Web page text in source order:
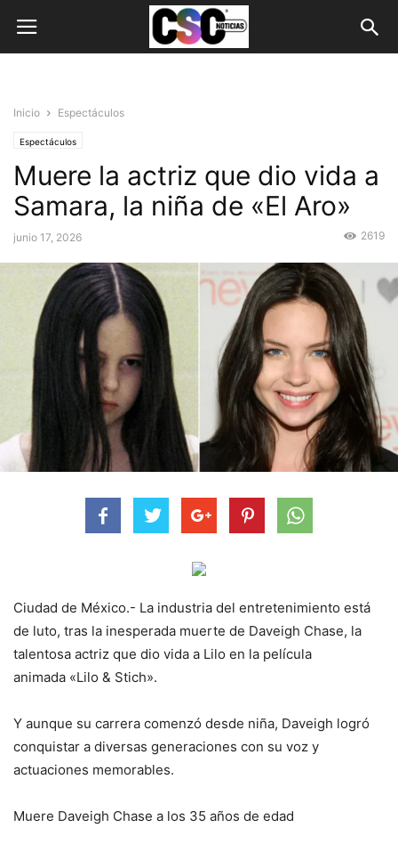
Inicio Espectáculos
Espectáculos
Muere la actriz que dio vida a
Samara, la niña de «El Aro»
junio 17, 2026 2619
Ciudad de México.- La industria del entretenimiento está
de luto, tras la inesperada muerte de Daveigh Chase, la
talentosa actriz que dio vida a Lilo en la película
animada «Lilo & Stich».
Y aunque su carrera comenzó desde niña, Daveigh logró
conquistar a diversas generaciones con su voz y
actuaciones memorables.
Muere Daveigh Chase a los 35 años de edad